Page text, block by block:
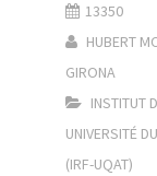
13350
HUBERT
GIRONA
INSTITUT
UNIVERSITÉ
(IRF-UQAT)